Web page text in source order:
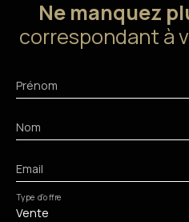
Ne manquez
correspondant à
Prénom
Nom
Email
Vente
Type d'offre